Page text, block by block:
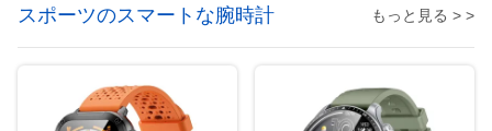
スポーツのスマートな腕時計 もっと見る > >